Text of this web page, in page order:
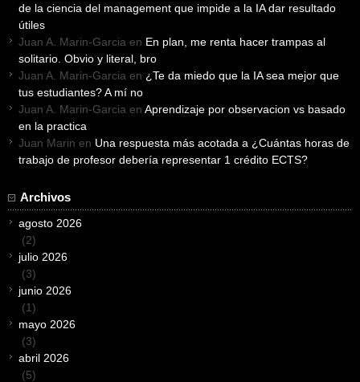
de la ciencia del management que impide a la IA dar resultado
útiles
Juan A. Marin-Garcia en En plan, me renta hacer trampas al
solitario. Obvio y literal, bro
Juan A. Marin-Garcia en ¿Te da miedo que la IA sea mejor que
tus estudiantes? A mí no
Juan A. Marin-Garcia en Aprendizaje por observacion vs basado
en la practica
Juan Marin en Una respuesta más acotada a ¿Cuántas horas de
trabajo de profesor debería representar 1 crédito ECTS?
Archivos
agosto 2026
(2)
julio 2026
(3)
junio 2026
(1)
mayo 2026
(3)
abril 2026
(5)